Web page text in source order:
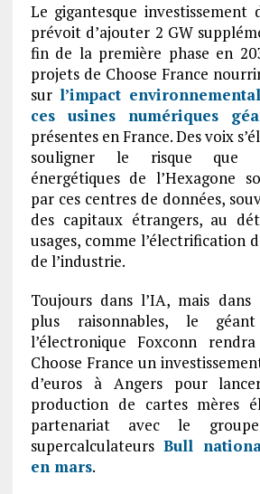
Le gigantesque investissement
prévoit d’ajouter 2 GW
fin de la première phase en
projets de Choose France
sur l’impact
ces usines numériques
présentes en France. Des voix
souligner le risque que
énergétiques de l’Hexagone
par ces centres de données,
des capitaux étrangers, au
usages, comme l’électrification
de l’industrie.
Toujours dans l’IA, mais
plus raisonnables, le
l’électronique Foxconn
Choose France un
d’euros à Angers pour
production de cartes mères
partenariat avec le
supercalculateurs Bull
en mars.